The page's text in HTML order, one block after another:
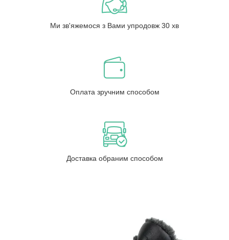
Ми зв'яжемося з Вами упродовж 30 хв
Оплата зручним способом
Доставка обраним способом